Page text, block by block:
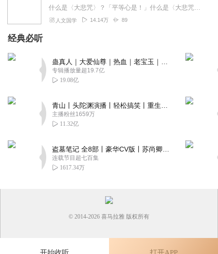
什么是〈大悲咒〉？「平等心是！」什么是〈大悲咒〉？「无为心是！」什么是〈大悲咒〉？「无染着心是！」【内容简介】《大悲咒》出自“伽梵达摩”所译的《千手千眼观世音菩...
人文国学 14.14万 89
经典必听
专辑播放量超19.7亿
19.08亿
主播粉丝1659万
11.32亿
连载节目超七百集
1617.34万
开始收听 打开APP
© 2014-2026 喜马拉雅 版权所有